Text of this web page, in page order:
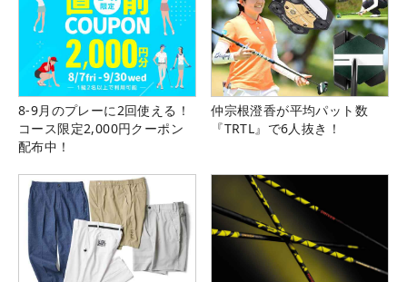
8-9月のプレーに2回使える！
コース限定2,000円クーポン
配布中！
仲宗根澄香が平均パット数
『TRTL』で6人抜き！